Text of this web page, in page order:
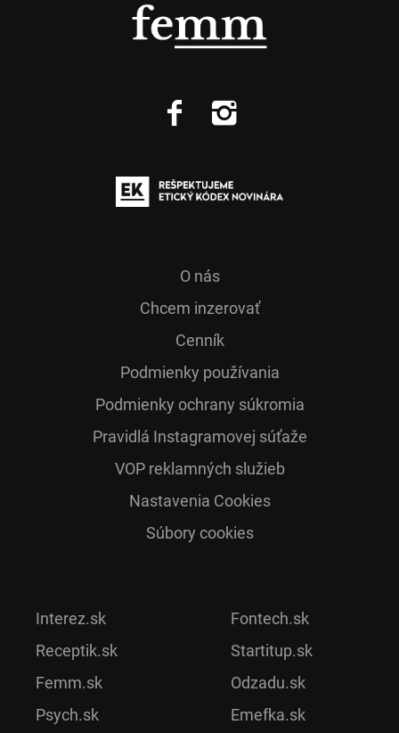
O nás
Chcem inzerovať
Cenník
Podmienky používania
Podmienky ochrany súkromia
Pra­vidlá Ins­ta­gra­mo­vej sú­ťaže
VOP reklamných služieb
Nastavenia Cookies
Súbory cookies
Interez.sk
Receptik.sk
Femm.sk
Psych.sk
Fontech.sk
Startitup.sk
Odzadu.sk
Emefka.sk